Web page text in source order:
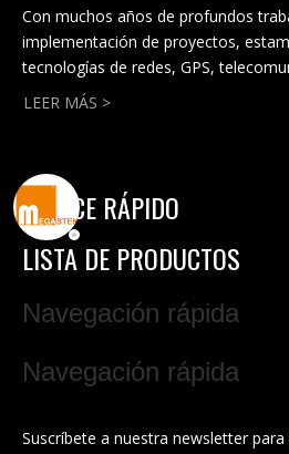
Con muchos años de profundos
implementación de proyectos,
tecnologías de redes, GPS,
LEER MÁS >
ENLACE RÁPIDO
LISTA DE PRODUCTOS
Navegación rápida
Navegación rápida
Suscríbete a nuestra newsletter